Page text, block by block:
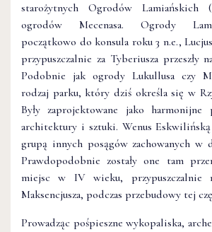
starożytnych Ogrodów Lamiańskich (
ogrodów Mecenasa. Ogrody
początkowo do konsula roku 3 n.e.,
przypuszczalnie za Tyberiusza przeszły
Podobnie jak ogrody Lukullusa czy
rodzaj parku, który dziś określa się w
Były zaprojektowane jako harmonijne
architektury i sztuki. Wenus
grupą innych posągów zachowanych w
Prawdopodobnie zostały one tam
miejsc w IV wieku, przypuszczalnie
Maksencjusza, podczas przebudowy tej
Prowadząc pośpieszne wykopaliska,